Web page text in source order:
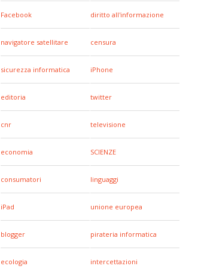
Facebook diritto all'informazione
navigatore satellitare censura
sicurezza informatica iPhone
editoria twitter
cnr televisione
economia SCIENZE
consumatori linguaggi
iPad unione europea
blogger pirateria informatica
ecologia intercettazioni